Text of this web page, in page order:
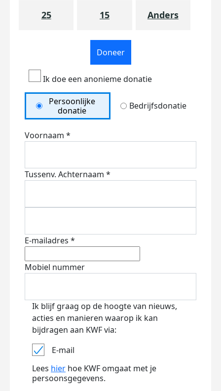
25 15 Anders
Doneer
Ik doe een anonieme donatie
Persoonlijke
donatie
Bedrijfsdonatie
Voornaam *
Tussenv. Achternaam *
E-mailadres *
Mobiel nummer
Ik blijf graag op de hoogte van nieuws,
acties en manieren waarop ik kan
bijdragen aan KWF via:
E-mail
Lees hier hoe KWF omgaat met je
persoonsgegevens.